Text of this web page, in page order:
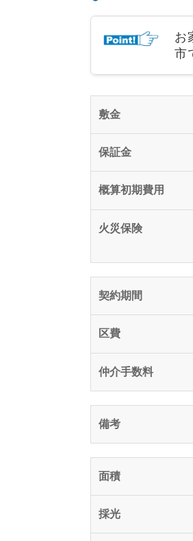
お
市
敷金
保証金
概算初期費用
火災保険
契約期間
区費
仲介手数料
備考
面積
採光